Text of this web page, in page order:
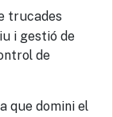
trucades
i gestió de
de
que domini el